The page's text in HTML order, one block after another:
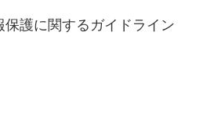
護に関するガイドライン